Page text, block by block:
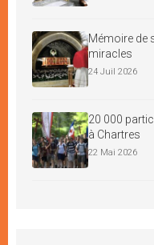
Mémoire de
miracles
24 Juil 2026
20 000
à Chartres
22 Mai 2026